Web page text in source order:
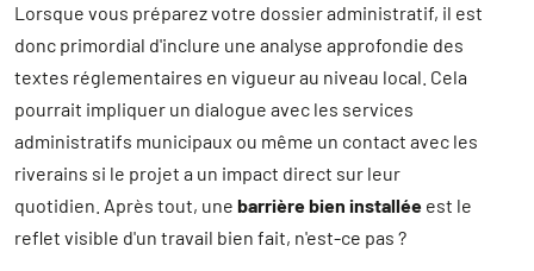
Lorsque vous préparez votre dossier administratif, il est
donc primordial d'inclure une analyse approfondie des
textes réglementaires en vigueur au niveau local. Cela
pourrait impliquer un dialogue avec les services
administratifs municipaux ou même un contact avec les
riverains si le projet a un impact direct sur leur
quotidien. Après tout, une barrière bien installée est le
reflet visible d'un travail bien fait, n'est-ce pas ?